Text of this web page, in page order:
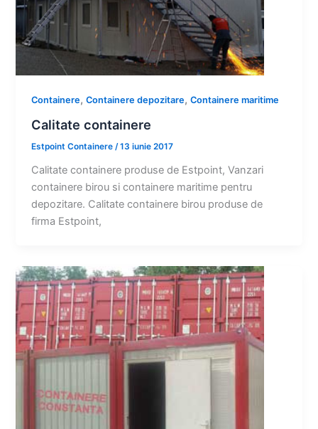
Containere,Containere depozitare,Containere maritime
Calitate containere
Estpoint Containere/13 iunie 2017
Calitate containere produse de Estpoint, Vanzari
containere birou si containere maritime pentru
depozitare. Calitate containere birou produse de
firma Estpoint,